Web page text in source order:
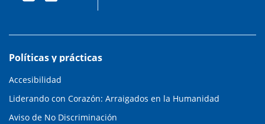
Políticas y prácticas
Accesibilidad
Liderando con Corazón: Arraigados en la Humanidad
Aviso de No Discriminación